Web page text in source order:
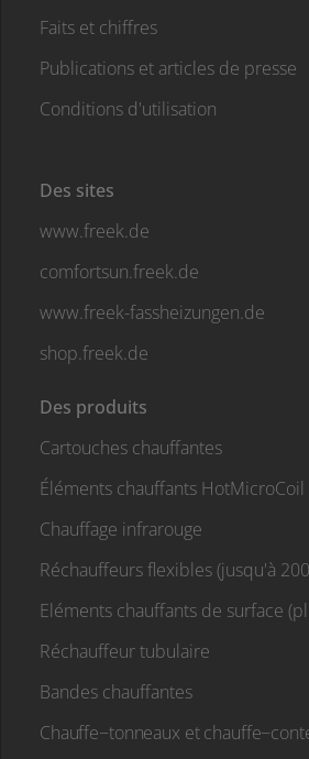
Faits et chiffres
Publications et articles de presse
Conditions d'utilisation
Des sites
www.freek.de
comfortsun.freek.de
www.freek-fassheizungen.de
shop.freek.de
Des produits
Cartouches chauffantes
Éléments chauffants HotMicroCoil
Chauffage infrarouge
Réchauffeurs flexibles (jusqu'à
Eléments chauffants de surface
Réchauffeur tubulaire
Bandes chauffantes
Chauffe−tonneaux et